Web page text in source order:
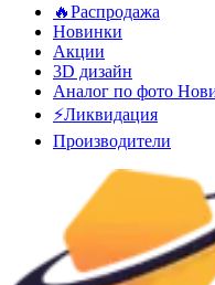
🔥Распродажа
Новинки
Акции
3D дизайн
Аналог по фото
⚡Ликвидация
Производители